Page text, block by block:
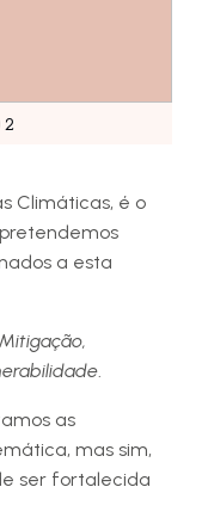
2
Climáticas, é o
Mitigação,
.
as
mas sim,